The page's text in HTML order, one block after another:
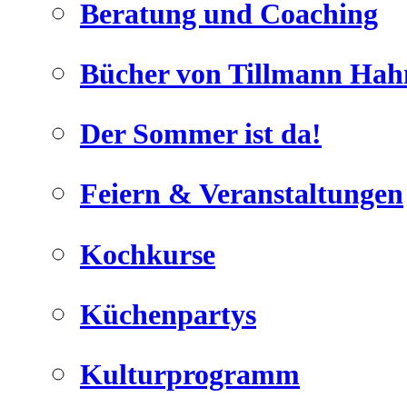
keine sind.
Ein Potpourrie professioneller Rezepte.
Für Liebhaber der einfachen und
immer mit der besonderen Note.
Beratung und Coaching
Bücher von Tillmann
Der Sommer ist da!
Feiern & Veranstaltungen
Kochkurse
Küchenpartys
Kulturprogramm